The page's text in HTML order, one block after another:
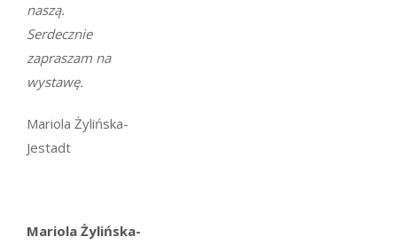
naszą.
Serdecznie
zapraszam na
wystawę.
Mariola Żylińska-
Jestadt
Mariola Żylińska-